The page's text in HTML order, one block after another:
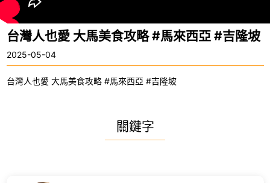
台灣人也愛 大馬美食攻略 #馬來西亞 #吉隆坡
2025-05-04
台灣人也愛 大馬美食攻略 #馬來西亞 #吉隆坡
關鍵字